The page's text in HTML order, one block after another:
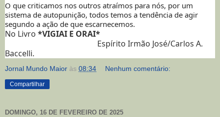
O que criticamos nos outros atraímos para nós, por um
sistema de autopunição, todos temos a tendência de agir
segundo a ação de que escarnecemos.
No Livro *VIGIAI E ORAI*
Espírito Irmão José/Carlos A.
Baccelli.
Jornal Mundo Maior às 08:34 Nenhum comentário:
Compartilhar
DOMINGO, 16 DE FEVEREIRO DE 2025